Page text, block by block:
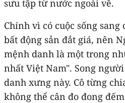
sưu tập từ nước ngoài về.
Chính vì có cuộc sống
bất động sản đắt giá, nên
mệnh danh là một trong
nhất Việt Nam". Song
danh xưng này. Cô từng
không thể cân đo đong